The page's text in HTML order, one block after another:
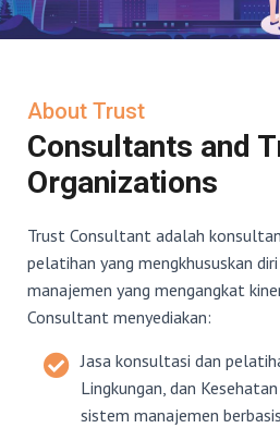
About Trust
Consultants and
Organizations
Trust Consultant adalah
pelatihan yang mengkhususkan
manajemen yang mengangkat
Consultant menyediakan:
Jasa konsultasi dan
Lingkungan, dan
sistem manajemen